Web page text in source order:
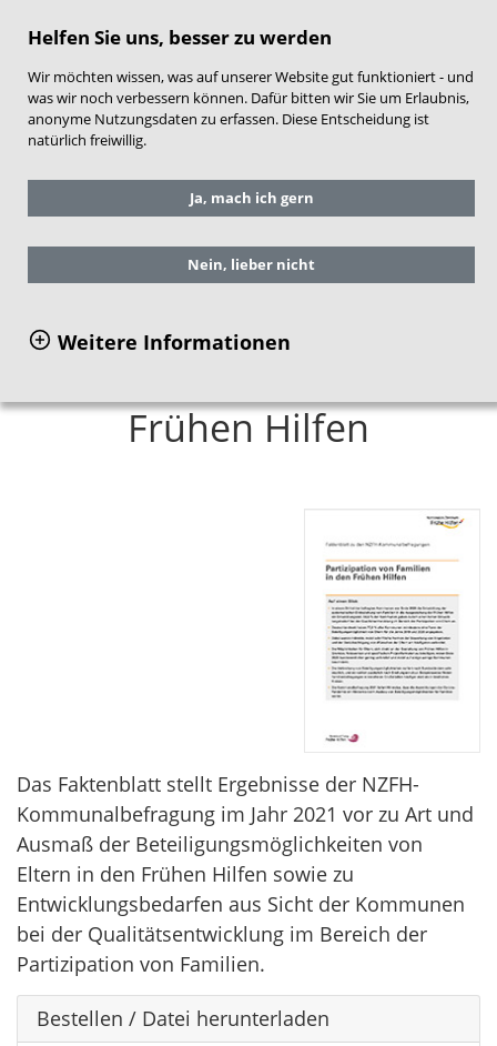
Helfen Sie uns, besser zu werden
Wir möchten wissen, was auf unserer Website gut funktioniert - und
was wir noch verbessern können. Dafür bitten wir Sie um Erlaubnis,
anonyme Nutzungsdaten zu erfassen. Diese Entscheidung ist
natürlich freiwillig.
Ja, mach ich gern
Nein, lieber nicht
Weitere Informationen
Sie befinden sich hier: Service
Einzelansicht Publikationen
Faktenblatt: Partizipation
Frühen Hilfen
Das Faktenblatt stellt Ergebnisse der NZFH-
Kommunalbefragung im Jahr 2021 vor zu Art und
Ausmaß der Beteiligungsmöglichkeiten von
Eltern in den Frühen Hilfen sowie zu
Entwicklungsbedarfen aus Sicht der Kommunen
bei der Qualitätsentwicklung im Bereich der
Partizipation von Familien.
Bestellen / Datei herunterladen